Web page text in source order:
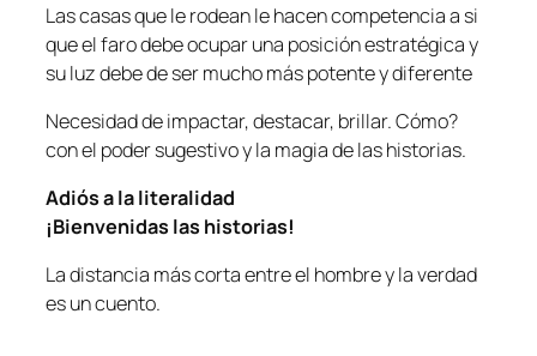
Las casas que le rodean le hacen competencia a si
que el faro debe ocupar una posición estratégica y
su luz debe de ser mucho más potente y diferente
Necesidad de impactar, destacar, brillar. Cómo?
con el poder sugestivo y la magia de las historias.
Adiós a la literalidad
¡Bienvenidas las historias!
La distancia más corta entre el hombre y la verdad
es un cuento.